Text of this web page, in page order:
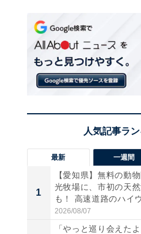
最新 一週間
1
【愛知県】無料の動
光牧場に、市初の天
も！ 高速道路のハイ
ア...
2026/08/07
「やっと巡り会えた